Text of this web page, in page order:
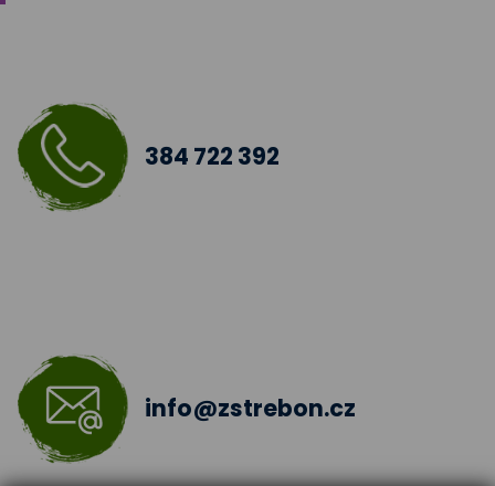
Pokrmy z telecího masa
Pokrmy z drůbežího a kraličího
Bezmasé pokrmy -slané
Sladká jídla
384 722 392
info@zstrebon.cz